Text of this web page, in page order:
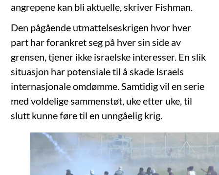
angrepene kan bli aktuelle, skriver Fishman.
Den pågående utmattelseskrigen hvor hver
part har forankret seg på hver sin side av
grensen, tjener ikke israelske interesser. En slik
situasjon har potensiale til å skade Israels
internasjonale omdømme. Samtidig vil en serie
med voldelige sammenstøt, uke etter uke, til
slutt kunne føre til en unngåelig krig.